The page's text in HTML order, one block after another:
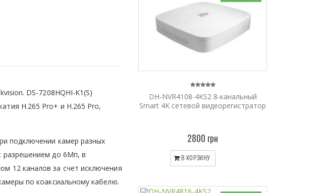
DS-7208HQHI-K1(S)
H.265 Pro+ и H.265 Pro,
подключении камер разных
разрешением до 6Мп, в
12 каналов за счет исключения
по коаксиальному кабелю.
DH-NVR4108-4KS2 8-канальный
Smart 4K сетевой видеорегистратор
2800 грн
В КОРЗИНУ